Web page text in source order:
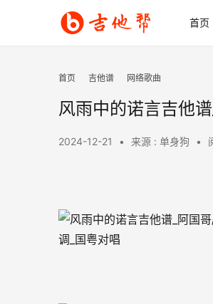
首页
首页 吉他谱 网络歌曲
风雨中的诺言吉他
2024-12-21 • 来源 : 单身狗 •